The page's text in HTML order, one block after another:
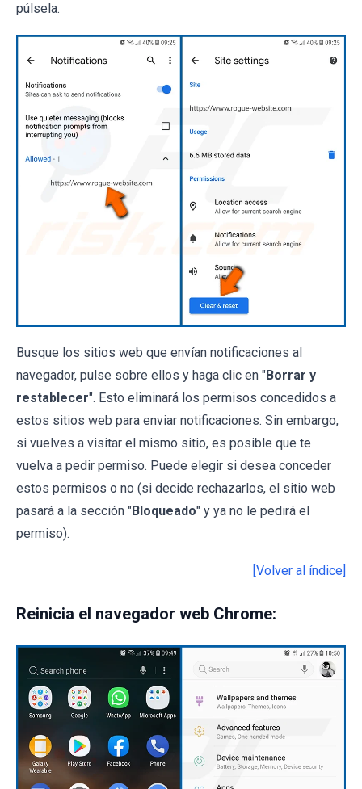
púlsela.
Busque los sitios web que envían notificaciones al
navegador, pulse sobre ellos y haga clic en "Borrar y
restablecer". Esto eliminará los permisos concedidos a
estos sitios web para enviar notificaciones. Sin embargo,
si vuelves a visitar el mismo sitio, es posible que te
vuelva a pedir permiso. Puede elegir si desea conceder
estos permisos o no (si decide rechazarlos, el sitio web
pasará a la sección "Bloqueado" y ya no le pedirá el
permiso).
[Volver al índice]
Reinicia el navegador web Chrome: